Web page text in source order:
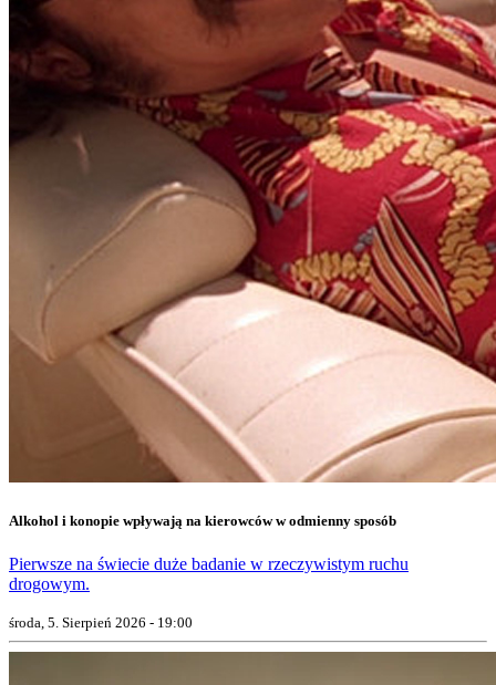
Alkohol i konopie wpływają na kierowców w odmienny sposób
Pierwsze na świecie duże badanie w rzeczywistym ruchu
drogowym.
środa, 5. Sierpień 2026 - 19:00